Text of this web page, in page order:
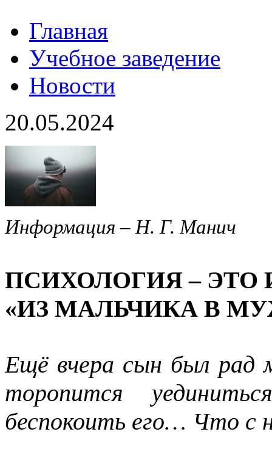
Главная
Учебное заведение
Новости
20.05.2024
Информация – Н. Г. Манич
ПСИХОЛОГИЯ – ЭТО
«ИЗ МАЛЬЧИКА В
Ещё вчера сын был рад
торопится
беспокоить его… Что с